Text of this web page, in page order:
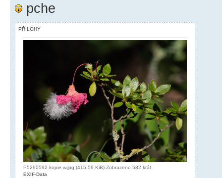
pche
PŘÍLOHY
P5290592 kopie w.jpg (415.59 KiB) Zobrazeno 582 krát
EXIF-Data